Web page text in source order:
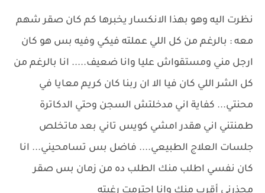
نظرت اليه وهو بهذا الانكسار يخبرها كم كان صقر شهم
معه : بالرغم من كل اللي عملته فيكي وفيه بس هو كان
ارجل مني ومستقواش عليا وانا ضعيف..... انا بالرغم من
كل الشر اللي كان فيا الا ان ربنا كان كريم معايا في
محنتي... كفاية اني مدخلتش السجن وحتي الدكاترة
طمنتني اني هقدر امشي كويس تاني بعد ماتخلص
جلسات العلاج الطبيعي.... فاضل بس تسامحيني... انا
كان نفسي اطلب منك الطلب ده من زمان بس صقر
محذرني أقرب منك وانا احترمت رغبته